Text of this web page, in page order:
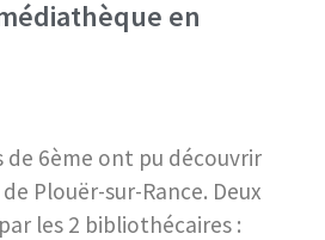
en
de 6ème ont pu découvrir
Plouër-sur-Rance. Deux
les 2 bibliothécaires :